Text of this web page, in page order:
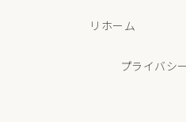
リホーム
プライバシ